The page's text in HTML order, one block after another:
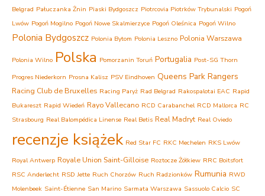
Belgrad Pałuczanka Żnin Piaski Bydgoszcz Piotrcovia Piotrków Trybunalski Pogoń
Lwów Pogoń Mogilno Pogoń Nowe Skalmierzyce Pogoń Oleśnica Pogoń Wilno
Polonia Bydgoszcz Polonia Bytom Polonia Leszno Polonia Warszawa
Polonia Wilno Polska Pomorzanin Toruń Portugalia Post-SG Thorn
Progres Niederkorn Prosna Kalisz PSV Eindhoven Queens Park Rangers
Racing Club de Bruxelles Racing Paryż Rad Belgrad Rakospalotai EAC Rapid
Bukareszt Rapid Wiedeń Rayo Vallecano RCD Carabanchel RCD Mallorca RC
Strasbourg Real Balompédica Linense Real Betis Real Madryt Real Oviedo
recenzje książek Red Star FC RKC Mechelen RKS Lwów
Royal Antwerp Royale Union Saint-Gilloise Roztocze Żółkiew RRC Boitsfort
RSC Anderlecht RSD Jette Ruch Chorzów Ruch Radzionków Rumunia RWD
Molenbeek Saint-Étienne San Marino Sarmata Warszawa Sassuolo Calcio SC